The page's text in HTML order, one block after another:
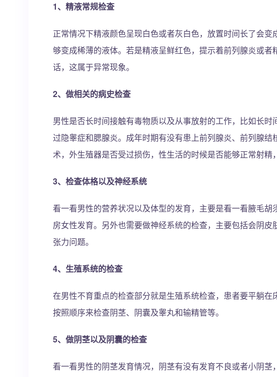
1、精液常规检查
正常情况下精液颜色呈现白色或者灰白色，放置时间长了会
够变成稀薄的液体。若是精液呈鲜红色，提示着前列腺炎或
话，这属于异常现象。
2、做相关的病史检查
男性是否长时间接触有毒物质以及从事放射的工作，比如长
过隐睾症和腮腺炎。成年时期有没有患上前列腺炎、前列腺
术，外生殖器是否受过损伤，性生活的时候是否能够正常射精
3、检查体格以及神经系统
看一看男性的营养状况以及体型的发育，主要是看一看腋毛
房女性发育。另外也需要做神经系统的检查，主要包括会阴
张力问题。
4、生殖系统的检查
在男性不育重点的检查部分就是生殖系统检查，患者要平躺
按照顺序来检查阴茎、阴囊及睾丸和输精管等。
5、做阴茎以及阴囊的检查
看一看男性的阴茎发育情况，阴茎有没有发育不良或者小阴